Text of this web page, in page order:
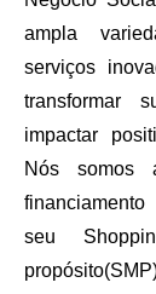
ampla
serviços
transformar
impactar
Nós somos
seu